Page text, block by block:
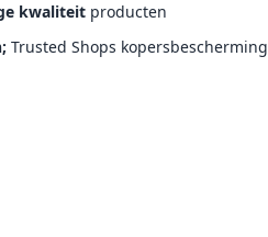
kwaliteit producten
Trusted Shops kopersbescherming